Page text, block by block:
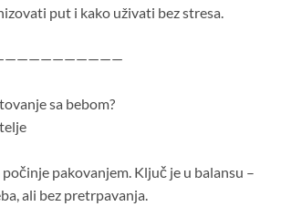
put i kako uživati bez stresa.
sa bebom?
pakovanjem. Ključ je u balansu –
ali bez pretrpavanja.